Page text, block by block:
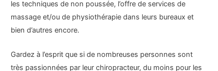
les techniques de non poussée, l’offre de services de
massage et/ou de physiothérapie dans leurs bureaux et
bien d’autres encore.
Gardez à l’esprit que si de nombreuses personnes sont
très passionnées par leur chiropracteur, du moins pour les